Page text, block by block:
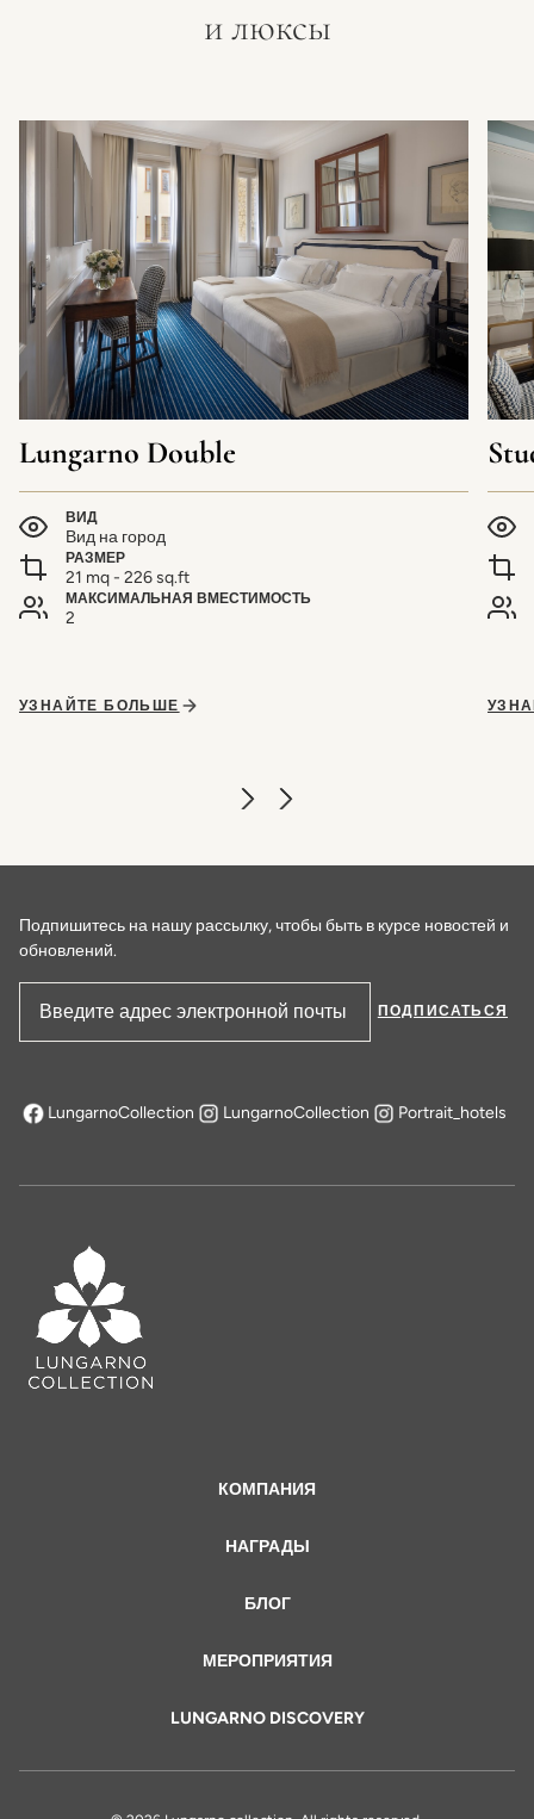
и люксы
Lungarno Double
ВИД
Вид на город
РАЗМЕР
21 mq - 226 sq.ft
МАКСИМАЛЬНАЯ ВМЕСТИМОСТЬ
2
УЗНАЙТЕ БОЛЬШЕ
КОМПАНИЯ
НАГРАДЫ
БЛОГ
МЕРОПРИЯТИЯ
LUNGARNO DISCOVERY
Подпишитесь на нашу рассылку, чтобы быть в курсе новостей и
обновлений.
Адрес электронной почты
ПОДПИСАТЬСЯ
LungarnoCollection
открывается в новой вкладке
LungarnoCollection Portrait_hotels